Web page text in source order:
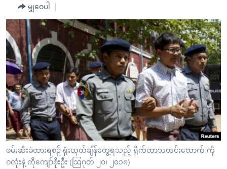
ကျော်
ကြည့်
ရန်
ပင်မ
အ
ညွန်း
စာမျက်နှာ
သို့
ကျော်
ကြည့်
ရန်
ရှာဖွေ
အမေရိကန်သုံးအီဒီယံ
မကြေးမုံရဲ့ အင်္ဂလိပ်စာ
ရုပ်ရှင်ထဲက အင်္ဂလိပ်စာ
သုတပဒေသာ အင်္ဂလိပ်စာ
အပတ်စဉ်ကဏ္ဍများ
ရေဒီယို
တီဗွီ
ရေဒီယိုနှင့်ရုပ်သံ အချက်အလက်များ
ရေဒီယို/တီဗွီအစီအစဉ်
Learning English
ဗွီအိုအေ လူမှုကွန်ယက်များ
ဘာသာစကားများ
မျှဝေပါ
ဖမ်းဆီးခံထားရစဉ် ရုံးထုတ်ချိန်တွေ့ရသည့် ရိုက်တာသတင်းထောက် ကို
ဝလုံးနဲ့ ကိုကျော်စိုးဦး (သြဂုတ် ၂၀၊ ၂၀၁၈)